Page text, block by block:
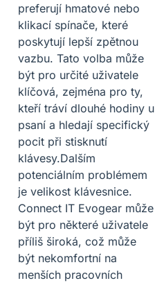
preferují hmatové nebo
klikací spínače, které
poskytují lepší zpětnou
vazbu. Tato volba může
být pro určité uživatele
klíčová, zejména pro ty,
kteří tráví dlouhé hodiny u
psaní a hledají specifický
pocit při stisknutí
klávesy.Dalším
potenciálním problémem
je velikost klávesnice.
Connect IT Evogear může
být pro některé uživatele
příliš široká, což může
být nekomfortní na
menších pracovních